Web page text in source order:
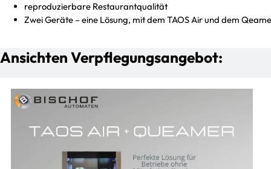
reproduzierbare Restaurantqualität
Zwei Geräte – eine Lösung, mit dem TAOS Air und dem
Ansichten Verpflegungsangebot: